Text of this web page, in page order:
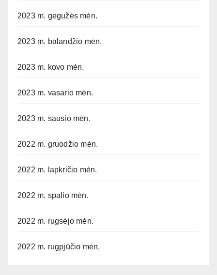
2023 m. gegužės mėn.
2023 m. balandžio mėn.
2023 m. kovo mėn.
2023 m. vasario mėn.
2023 m. sausio mėn.
2022 m. gruodžio mėn.
2022 m. lapkričio mėn.
2022 m. spalio mėn.
2022 m. rugsėjo mėn.
2022 m. rugpjūčio mėn.